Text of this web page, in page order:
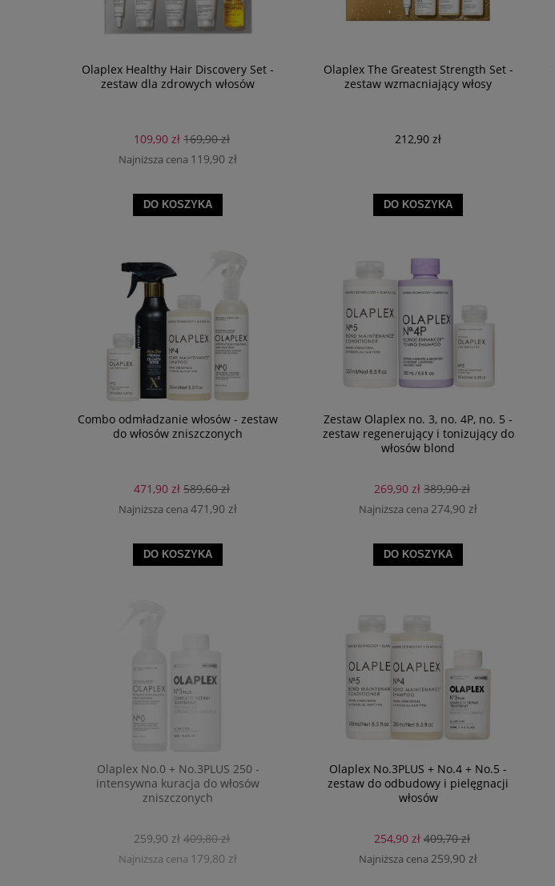
Olaplex Healthy Hair Discovery Set -
zestaw dla zdrowych włosów
109,90 zł 169,90 zł
Najniższa cena 119,90 zł
DO KOSZYKA
Olaplex The Greatest Strength Set -
zestaw wzmacniający włosy
212,90 zł
DO KOSZYKA
Combo odmładzanie włosów - zestaw
do włosów zniszczonych
471,90 zł 589,60 zł
Najniższa cena 471,90 zł
DO KOSZYKA
Zestaw Olaplex no. 3, no. 4P, no. 5 -
zestaw regenerujący i tonizujący do
włosów blond
269,90 zł 389,90 zł
Najniższa cena 274,90 zł
DO KOSZYKA
Olaplex No.0 + No.3PLUS 250 -
intensywna kuracja do włosów
zniszczonych
259,90 zł 409,80 zł
Najniższa cena 179,80 zł
Olaplex No.3PLUS + No.4 + No.5 -
zestaw do odbudowy i pielęgnacji
włosów
254,90 zł 409,70 zł
Najniższa cena 259,90 zł